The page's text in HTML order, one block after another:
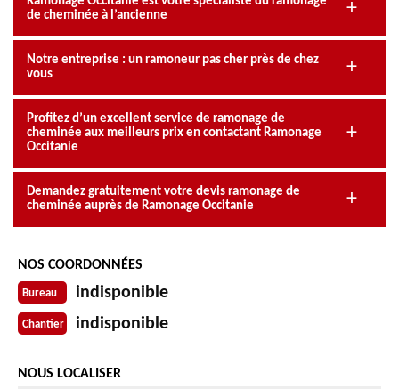
de cheminée à l’ancienne
Notre entreprise : un ramoneur pas cher près de chez
vous
Profitez d’un excellent service de ramonage de
cheminée aux meilleurs prix en contactant Ramonage
Occitanie
Demandez gratuitement votre devis ramonage de
cheminée auprès de Ramonage Occitanie
NOS COORDONNÉES
Bureau indisponible
Chantier indisponible
NOUS LOCALISER